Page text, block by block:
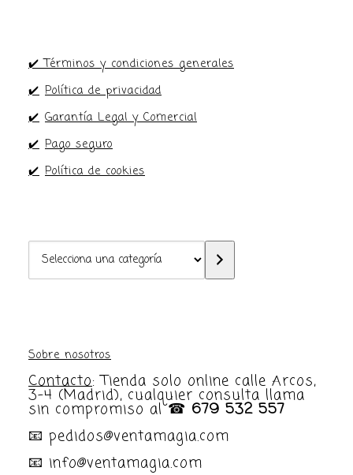
✔️ Términos y condiciones generales
✔️ Política de privacidad
✔️ Garantía Legal y Comercial
✔️ Pago seguro
✔️ Política de cookies
Selecciona
una
Sobre nosotros
Contacto: Tienda solo online calle Arcos,
3-4 (Madrid), cualquier consulta llama
sin compromiso al ☎ 679 532 557
📧 pedidos@ventamagia.com
📧 info@ventamagia.com